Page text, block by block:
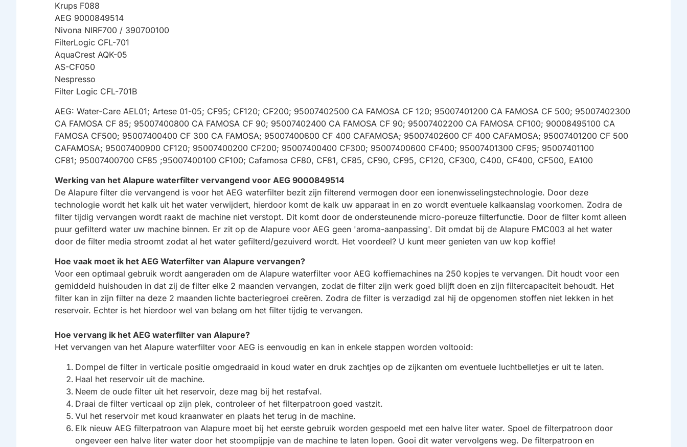
Krups F088
AEG 9000849514
Nivona NIRF700 / 390700100
FilterLogic CFL-701
AquaCrest AQK-05
AS-CF050
Nespresso
Filter Logic CFL-701B
AEG: Water-Care AEL01; Artese 01-05; CF95; CF120; CF200; 95007402500 CA FAMOSA CF 120; 95007401200 CA FAMOSA CF 500; 95007402300
CA FAMOSA CF 85; 95007400800 CA FAMOSA CF 90; 95007402400 CA FAMOSA CF 90; 95007402200 CA FAMOSA CF100; 90008495100 CA
FAMOSA CF500; 95007400400 CF 300 CA FAMOSA; 95007400600 CF 400 CAFAMOSA; 95007402600 CF 400 CAFAMOSA; 95007401200 CF 500
CAFAMOSA; 95007400900 CF120; 95007400200 CF200; 95007400400 CF300; 95007400600 CF400; 95007401300 CF95; 95007401100
CF81; 95007400700 CF85 ;95007400100 CF100; Cafamosa CF80, CF81, CF85, CF90, CF95, CF120, CF300, C400, CF400, CF500, EA100
Werking van het Alapure waterfilter vervangend voor AEG 9000849514
De Alapure filter die vervangend is voor het AEG waterfilter bezit zijn filterend vermogen door een ionenwisselingstechnologie. Door deze
technologie wordt het kalk uit het water verwijdert, hierdoor komt de kalk uw apparaat in en zo wordt eventuele kalkaanslag voorkomen. Zodra de
filter tijdig vervangen wordt raakt de machine niet verstopt. Dit komt door de ondersteunende micro-poreuze filterfunctie. Door de filter komt alleen
puur gefilterd water uw machine binnen. Er zit op de Alapure voor AEG geen 'aroma-aanpassing'. Dit omdat bij de Alapure FMC003 al het water
door de filter media stroomt zodat al het water gefilterd/gezuiverd wordt. Het voordeel? U kunt meer genieten van uw kop koffie!
Hoe vaak moet ik het AEG Waterfilter van Alapure vervangen?
Voor een optimaal gebruik wordt aangeraden om de Alapure waterfilter voor AEG koffiemachines na 250 kopjes te vervangen. Dit houdt voor een
gemiddeld huishouden in dat zij de filter elke 2 maanden vervangen, zodat de filter zijn werk goed blijft doen en zijn filtercapaciteit behoudt. Het
filter kan in zijn filter na deze 2 maanden lichte bacteriegroei creëren. Zodra de filter is verzadigd zal hij de opgenomen stoffen niet lekken in het
reservoir. Echter is het hierdoor wel van belang om het filter tijdig te vervangen.
Hoe vervang ik het AEG waterfilter van Alapure?
Het vervangen van het Alapure waterfilter voor AEG is eenvoudig en kan in enkele stappen worden voltooid:
Dompel de filter in verticale positie omgedraaid in koud water en druk zachtjes op de zijkanten om eventuele luchtbelletjes er uit te laten.
Haal het reservoir uit de machine.
Neem de oude filter uit het reservoir, deze mag bij het restafval.
Draai de filter verticaal op zijn plek, controleer of het filterpatroon goed vastzit.
Vul het reservoir met koud kraanwater en plaats het terug in de machine.
Elk nieuw AEG filterpatroon van Alapure moet bij het eerste gebruik worden gespoeld met een halve liter water. Spoel de filterpatroon door
ongeveer een halve liter water door het stoompijpje van de machine te laten lopen. Gooi dit water vervolgens weg. De filterpatroon en